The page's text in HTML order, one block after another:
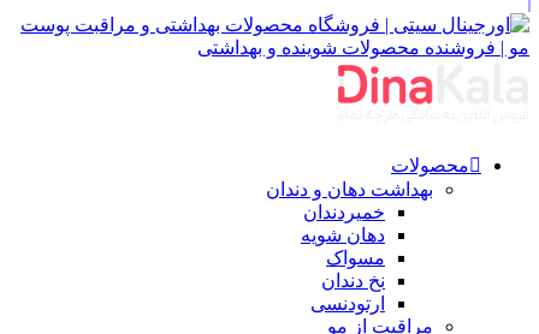
محصولات
بهداشت دهان و دندان
خمیردندان
دهان شویه
مسواک
نخ دندان
ارتودنسی
مراقبت از مو